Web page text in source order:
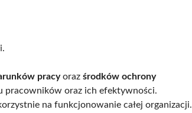
pracyoraz środków ochrony
pracowników oraz ich efektywności.
na funkcjonowanie całej organizacji.